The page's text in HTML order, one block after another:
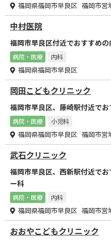
福岡県福岡市早良区 福岡市営
中村医院
福岡市早良区付近でおすすめ
病院・医療 内科
福岡県福岡市早良区
岡田こどもクリニック
福岡市早良区、藤崎駅付近で
病院・医療 小児科
福岡県福岡市早良区 福岡市営
武石クリニック
福岡市早良区、西新駅付近で
ー科
病院・医療 内科
福岡県福岡市早良区 福岡市営
おおやこどもクリニック